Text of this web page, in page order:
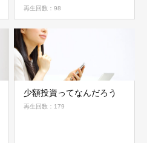
ットを解説！
再生回数：98
少額投資ってなんだろう
再生回数：179